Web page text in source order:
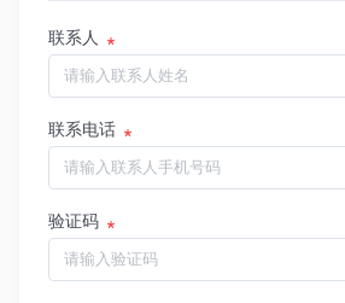
联系人
联系电话
验证码